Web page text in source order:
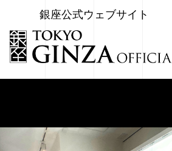
銀座公式ウェブサイト